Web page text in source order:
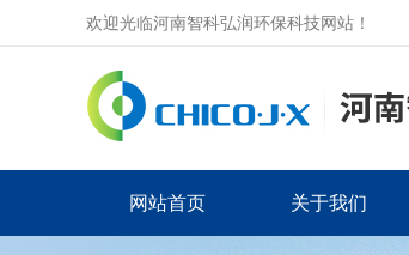
欢迎光临河南智科弘润环保科技网站！
网站首页 关于我们